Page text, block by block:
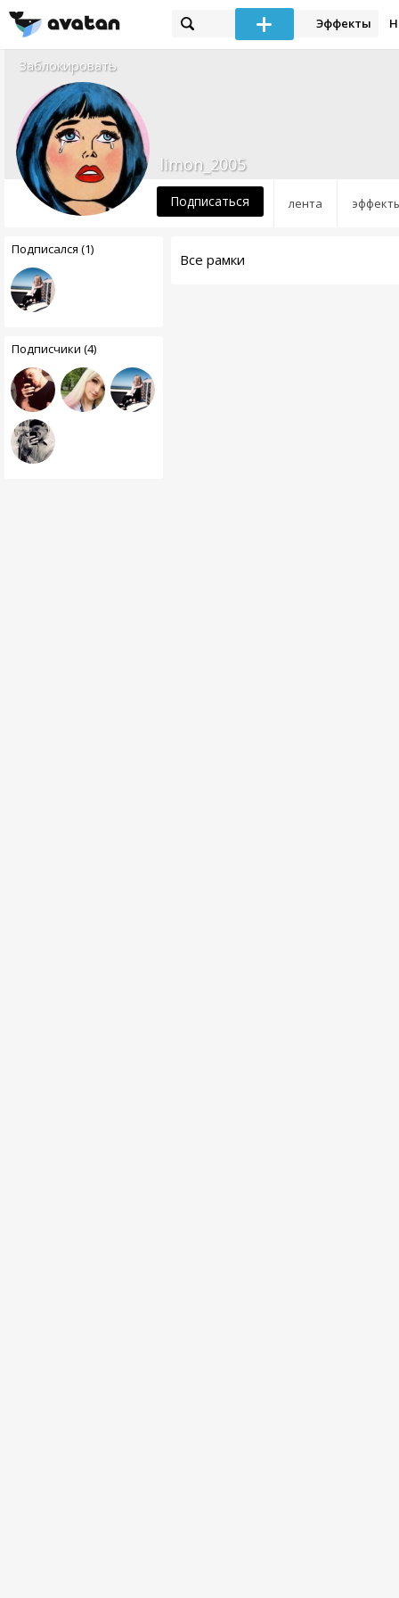
Эффекты
Заблокировать
лента
limon_2005
Подписаться
Подписался (1)
Подписчики (4)
Все рамки